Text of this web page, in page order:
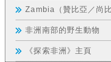
Zambia（贊比亞／尚
非洲南部的野生動物
《探索非洲》主頁